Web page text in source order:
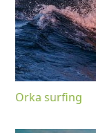
Orka surfing